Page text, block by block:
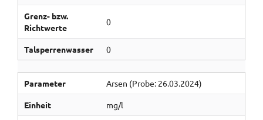
Grenz- bzw.
Richtwerte
0
Talsperrenwasser 0
Parameter Arsen (Probe: 26.03.2024)
Einheit mg/l